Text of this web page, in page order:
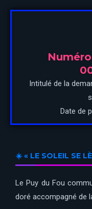
Intitulé de la
Date de
☀️ « LE SOLEIL SE
Le Puy du Fou
doré accompagné de